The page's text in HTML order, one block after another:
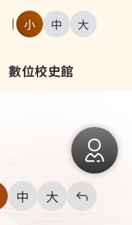
小 中 大
數位校史館
中 大
回
上
一
頁